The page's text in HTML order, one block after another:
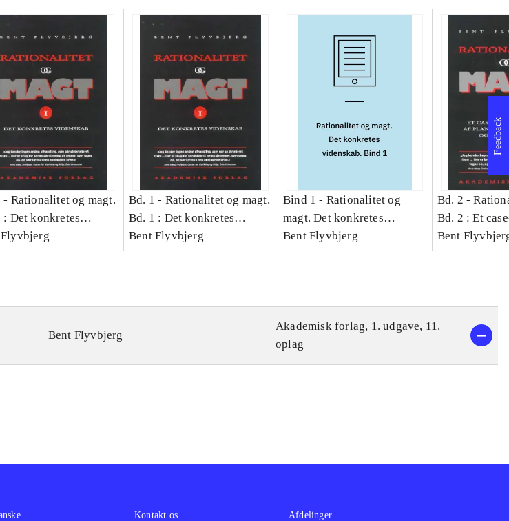
- Rationalitet og magt.
: Det konkretes
Bd. 1 - Rationalitet og magt.
Bd. 1 : Det konkretes
videnskab
Bent Flyvbjerg
Bind 1 - Rationalitet og
magt. Det konkretes
videnskab. Bind 1
Bent Flyvbjerg
Bd. 2 -
Bd. 2 : Et
studie af
Bent
Bent Flyvbjerg
Akademisk forlag, 1. udgave, 11.
oplag
Feedback
Kontakt os Afdelinger